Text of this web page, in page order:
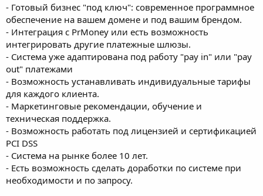
- Готовый бизнес "под ключ": современное программное
обеспечение на вашем домене и под вашим брендом.
- Интеграция с PrMoney или есть возможность
интегрировать другие платежные шлюзы.
- Система уже адаптирована под работу "pay in" или "pay
out" платежами
- Возможность устанавливать индивидуальные тарифы
для каждого клиента.
- Маркетинговые рекомендации, обучение и
техническая поддержка.
- Возможность работать под лицензией и сертификацией
PCI DSS
- Система на рынке более 10 лет.
- Есть возможность сделать доработки по системе при
необходимости и по запросу.